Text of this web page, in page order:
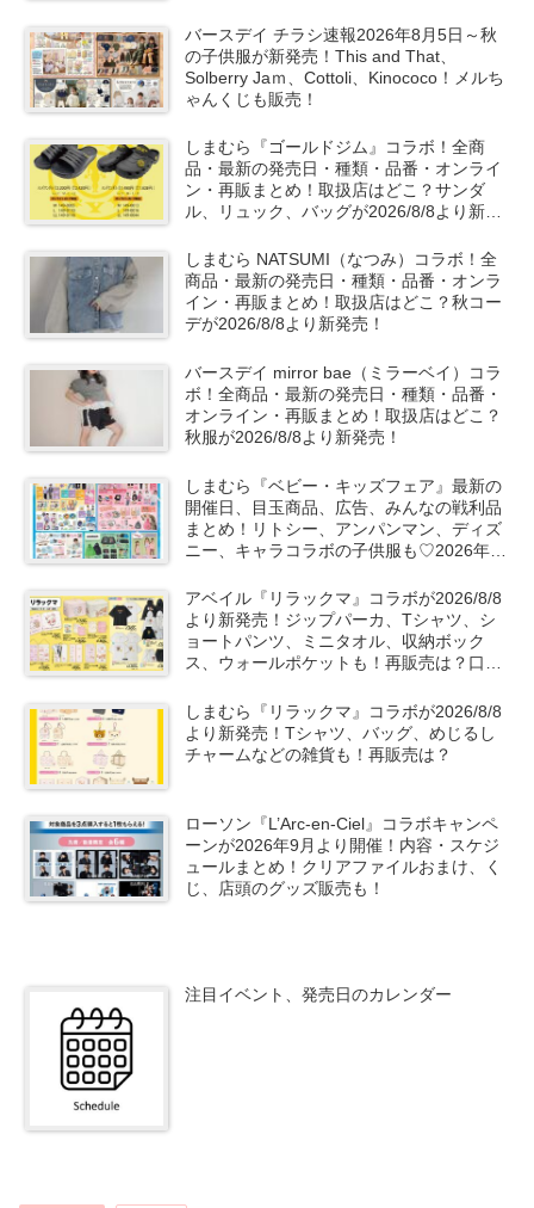
バースデイ チラシ速報2026年8月5日～秋
の子供服が新発売！This and That、
Solberry Jaｍ、Cottoli、Kinococo！メルち
ゃんくじも販売！
しまむら『ゴールドジム』コラボ！全商
品・最新の発売日・種類・品番・オンライ
ン・再販まとめ！取扱店はどこ？サンダ
ル、リュック、バッグが2026/8/8より新発
しまむら NATSUMI（なつみ）コラボ！全
商品・最新の発売日・種類・品番・オンラ
イン・再販まとめ！取扱店はどこ？秋コー
デが2026/8/8より新発売！
バースデイ mirror bae（ミラーベイ）コラ
ボ！全商品・最新の発売日・種類・品番・
オンライン・再販まとめ！取扱店はどこ？
秋服が2026/8/8より新発売！
しまむら『ベビー・キッズフェア』最新の
開催日、目玉商品、広告、みんなの戦利品
まとめ！リトシー、アンパンマン、ディズ
ニー、キャラコラボの子供服も♡2026年夏
アベイル『リラックマ』コラボが2026/8/8
より新発売！ジップパーカ、Tシャツ、シ
ョートパンツ、ミニタオル、収納ボック
ス、ウォールポケットも！再販売は？口コ
しまむら『リラックマ』コラボが2026/8/8
より新発売！Tシャツ、バッグ、めじるし
チャームなどの雑貨も！再販売は？
ローソン『L’Arc-en-Ciel』コラボキャンペ
ーンが2026年9月より開催！内容・スケジ
ュールまとめ！クリアファイルおまけ、く
じ、店頭のグッズ販売も！
注目イベント、発売日のカレンダー